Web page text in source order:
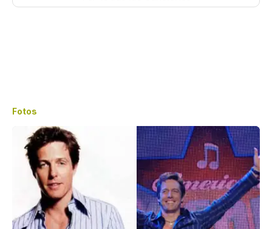
Fotos